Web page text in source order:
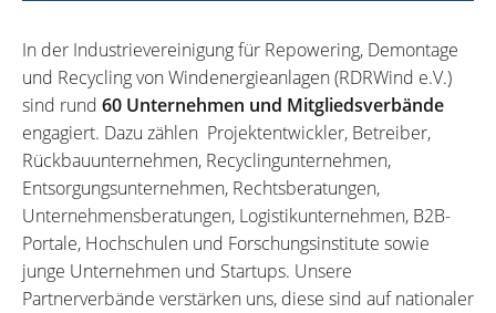
In der Industrievereinigung für Repowering, Demontage
und Recycling von Windenergieanlagen (RDRWind e.V.)
sind rund 60 Unternehmen und Mitgliedsverbände
engagiert. Dazu zählen Projektentwickler, Betreiber,
Rückbauunternehmen, Recyclingunternehmen,
Entsorgungsunternehmen, Rechtsberatungen,
Unternehmensberatungen, Logistikunternehmen, B2B-
Portale, Hochschulen und Forschungsinstitute sowie
junge Unternehmen und Startups. Unsere
Partnerverbände verstärken uns, diese sind auf nationaler